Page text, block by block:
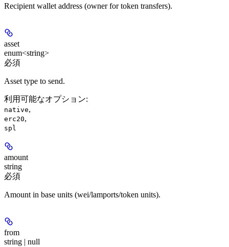
Recipient wallet address (owner for token transfers).
asset
enum<string>
必須
Asset type to send.
利用可能なオプション:
native,
erc20,
spl
amount
string
必須
Amount in base units (wei/lamports/token units).
from
string | null